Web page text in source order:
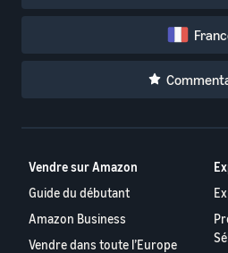
Vendre sur Amazon
Guide du débutant
Amazon Business
Vendre dans toute l’Europe